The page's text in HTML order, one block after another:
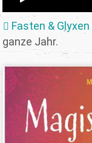
Fasten & Glyxen
ganze Jahr.